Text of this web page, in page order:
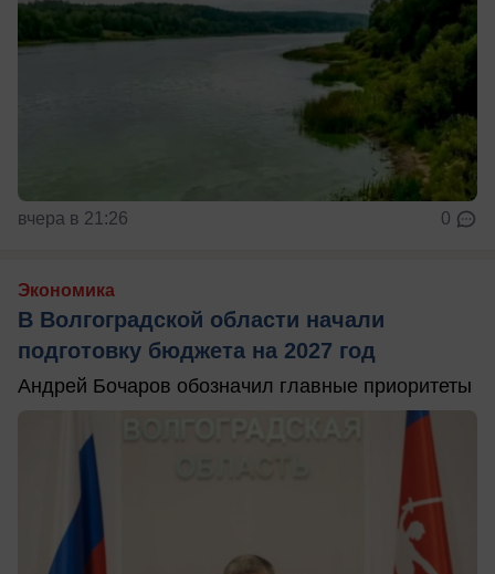
вчера в 21:26 0
Экономика
В Волгоградской области начали
подготовку бюджета на 2027 год
Андрей Бочаров обозначил главные приоритеты